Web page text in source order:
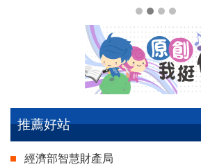
推薦好站
經濟部智慧財產局